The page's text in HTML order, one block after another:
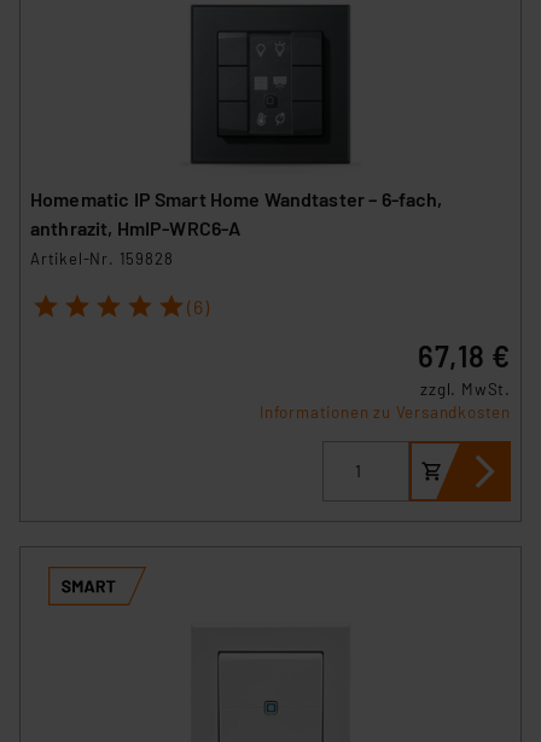
Homematic IP Smart Home Wandtaster – 6-fach,
anthrazit, HmIP-WRC6-A
Artikel-Nr. 159828
1 2 3 4 5 (6)
67,18 €
zzgl. MwSt.
Informationen zu Versandkosten